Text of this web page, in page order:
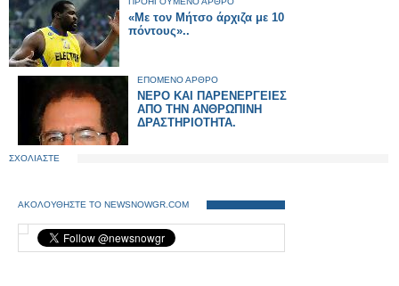
«Με τον Μήτσο άρχιζα με 10
πόντους»..
ΕΠΟΜΕΝΟ ΑΡΘΡΟ
ΝΕΡΟ ΚΑΙ ΠΑΡΕΝΕΡΓΕΙΕΣ
ΑΠΟ ΤΗΝ ΑΝΘΡΩΠΙΝΗ
ΔΡΑΣΤΗΡΙΟΤΗΤΑ.
ΣΧΟΛΙΑΣΤΕ
ΑΚΟΛΟΥΘΗΣΤΕ ΤΟ NEWSNOWGR.COM